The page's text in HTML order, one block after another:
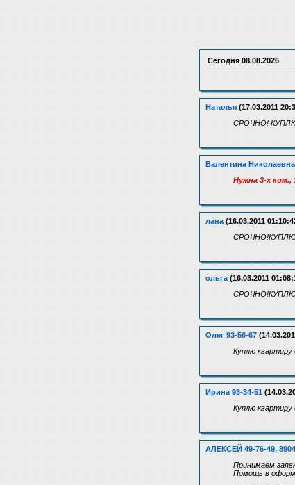
Сегодня 08.08.2026
Наталья (17.03.2011
СРОЧНО! КУПЛЮ
Валентина
Нужна 3-х ком.,
лана (16.03.2011
ольга (16.03.2011
Олег 93-56-67
Куплю квартиру
Ирина 93-34-51
Куплю квартиру
АЛЕКСЕЙ 49-76-49,
Принимаем
Помощь в